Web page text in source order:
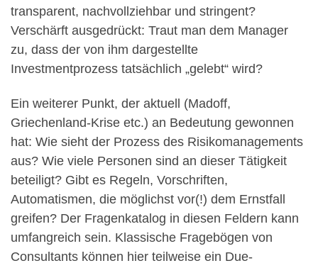
transparent, nachvollziehbar und stringent?
Verschärft ausgedrückt: Traut man dem Manager
zu, dass der von ihm dargestellte
Investmentprozess tatsächlich „gelebt“ wird?
Ein weiterer Punkt, der aktuell (Madoff,
Griechenland-Krise etc.) an Bedeutung gewonnen
hat: Wie sieht der Prozess des Risikomanagements
aus? Wie viele Personen sind an dieser Tätigkeit
beteiligt? Gibt es Regeln, Vorschriften,
Automatismen, die möglichst vor(!) dem Ernstfall
greifen? Der Fragenkatalog in diesen Feldern kann
umfangreich sein. Klassische Fragebögen von
Consultants können hier teilweise ein Due-